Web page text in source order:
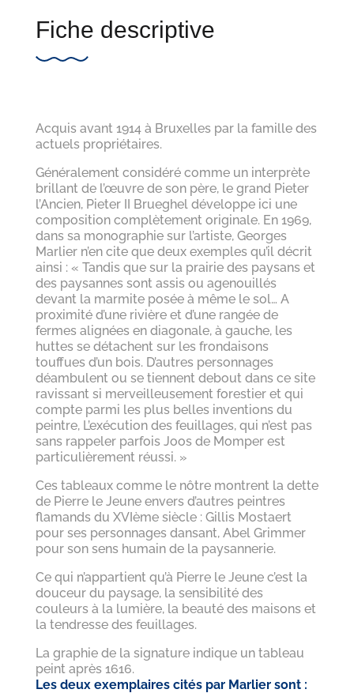
Fiche descriptive
Acquis avant 1914 à Bruxelles par la famille des
actuels propriétaires.
Généralement considéré comme un interprète
brillant de l’œuvre de son père, le grand Pieter
l’Ancien, Pieter II Brueghel développe ici une
composition complètement originale. En 1969,
dans sa monographie sur l’artiste, Georges
Marlier n’en cite que deux exemples qu’il décrit
ainsi : « Tandis que sur la prairie des paysans et
des paysannes sont assis ou agenouillés
devant la marmite posée à même le sol… A
proximité d’une rivière et d’une rangée de
fermes alignées en diagonale, à gauche, les
huttes se détachent sur les frondaisons
touffues d’un bois. D’autres personnages
déambulent ou se tiennent debout dans ce site
ravissant si merveilleusement forestier et qui
compte parmi les plus belles inventions du
peintre, L’exécution des feuillages, qui n’est pas
sans rappeler parfois Joos de Momper est
particulièrement réussi. »
Ces tableaux comme le nôtre montrent la dette
de Pierre le Jeune envers d’autres peintres
flamands du XVIème siècle : Gillis Mostaert
pour ses personnages dansant, Abel Grimmer
pour son sens humain de la paysannerie.
Ce qui n’appartient qu’à Pierre le Jeune c’est la
douceur du paysage, la sensibilité des
couleurs à la lumière, la beauté des maisons et
la tendresse des feuillages.
La graphie de la signature indique un tableau
peint après 1616.
Les deux exemplaires cités par Marlier sont :